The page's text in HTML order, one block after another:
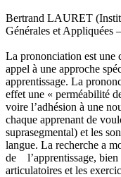
Bertrand LAURET
Générales et Appliquées
La prononciation est une
appel à une approche
apprentissage. La
effet une « perméabilité
voire l’adhésion à une
chaque apprenant de
suprasegmental) et les
langue. La recherche a
de l’apprentissage, bien
articulatoires et les